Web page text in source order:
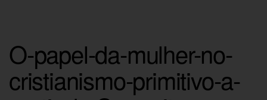
O-papel-da-mulher-no-
cristianismo-primitivo-a-